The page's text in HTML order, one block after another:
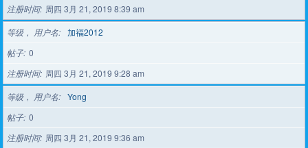
注册时间 周四 3月 21, 2019 8:39 am
等级， 用户名
加福2012
帖子 0
注册时间 周四 3月 21, 2019 9:28 am
等级， 用户名
Yong
帖子 0
注册时间 周四 3月 21, 2019 9:36 am